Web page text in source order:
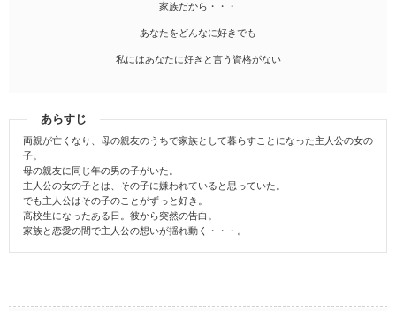
家族だから・・・
あなたをどんなに好きでも
私にはあなたに好きと言う資格がない
あらすじ
両親が亡くなり、母の親友のうちで家族として暮らすことになった主人公の女の
子。
母の親友に同じ年の男の子がいた。
主人公の女の子とは、その子に嫌われていると思っていた。
でも主人公はその子のことがずっと好き。
高校生になったある日。彼から突然の告白。
家族と恋愛の間で主人公の想いが揺れ動く・・・。